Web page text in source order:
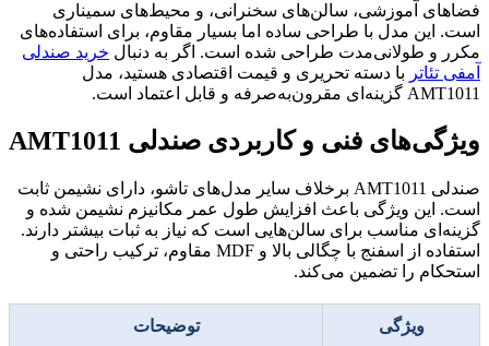
فضاهای آموزشی، سالن‌های سخنرانی، و محیط‌های سمیناری
است. این مدل با طراحی ساده اما بسیار مقاوم، برای استفاده‌های
مکرر و طولانی‌مدت طراحی شده است. اگر به دنبال خرید صندلی
آمفی تئاتر با دسته تحریری و قیمت اقتصادی هستید، مدل
AMT1011 گزینه‌ای مقرون‌به‌صرفه و قابل اعتماد است.
ویژگی‌های فنی و کاربردی صندلی AMT1011
صندلی AMT1011 برخلاف سایر مدل‌های تاشو، دارای نشیمن ثابت
است. این ویژگی باعث افزایش طول عمر مکانیزم نشیمن شده و
گزینه‌ای مناسب برای سالن‌هایی است که نیاز به ثبات بیشتر دارند.
استفاده از اسفنج با چگالی بالا و MDF مقاوم، ترکیب راحتی و
استحکام را تضمین می‌کند.
ویژگی توضیحات